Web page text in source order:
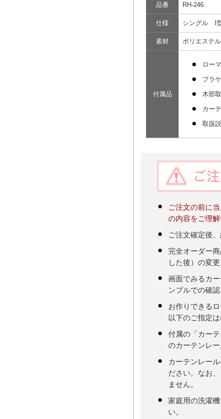
品番 RH-246
仕様 シングル I
素材 ポリエステ
付属品
ロー
ブラ
木部
カー
取扱
ご注文の前に
の内容をご理
ご注文確定後
完全オーダー
した後）の変
画面でみるカ
ンプルでの確
お作りできる
以下のご指定
付属の「カー
のカーテンレ
カーテンレー
ださい。なお
ません。
家庭用の洗濯
い。